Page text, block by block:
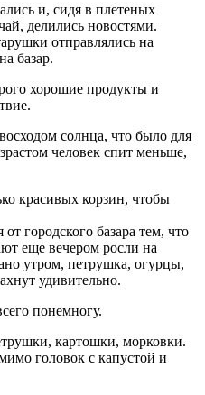
и, сидя в плетеных
делились новостями.
отправлялись на
базар.
хорошие продукты и
солнца, что было для
человек спит меньше,
красивых корзин, чтобы
городского базара тем, что
еще вечером росли на
утром, петрушка, огурцы,
удивительно.
понемногу.
картошки, морковки.
головок с капустой и